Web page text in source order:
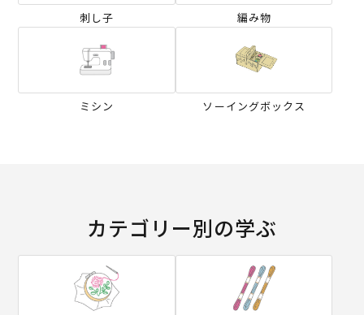
刺し子 編み物
ミシン ソーイングボックス
カテゴリー別の学ぶ